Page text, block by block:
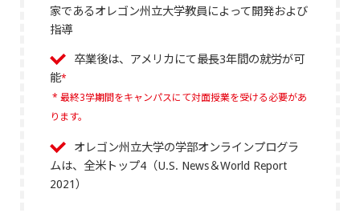
家であるオレゴン州立大学教員によって開発および
指導
卒業後は、アメリカにて最長3年間の就労が可
能*
* 最終3学期間をキャンパスにて対面授業を受ける必要があ
ります。
オレゴン州立大学の学部オンラインプログラ
ムは、全米トップ4（U.S. News＆World Report
2021）